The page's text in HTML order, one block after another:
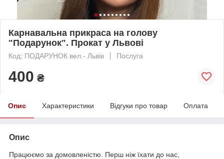
Карнавальна прикраса на голову
"Подарунок". Прокат у Львові
Код: ПОДАРУНОК вел.- Львів Послуга
400 ₴
Опис Характеристики Відгуки про товар Оплата
Опис
Працюємо за домовленістю. Перш ніж їхати до нас,